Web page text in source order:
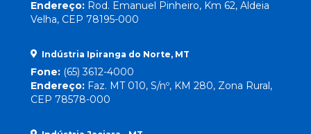
Endereço: Rod. Emanuel Pinheiro, Km 62, Aldeia
Velha, CEP 78195-000
Indústria Ipiranga do Norte, MT
Fone: (65) 3612-4000
Endereço: Faz. MT 010, S/nº, KM 280, Zona Rural,
CEP 78578-000